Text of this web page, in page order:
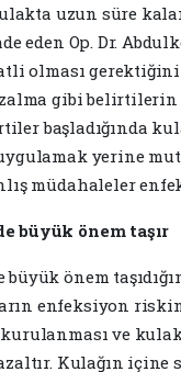
uzun süre
eden Op. Dr.
olması gerektiğini
gibi
başladığında
yerine
müdahaleler
büyük önem taşır
önem
enfeksiyon
ve
Kulağın içine